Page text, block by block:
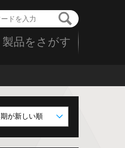
製品をさがす